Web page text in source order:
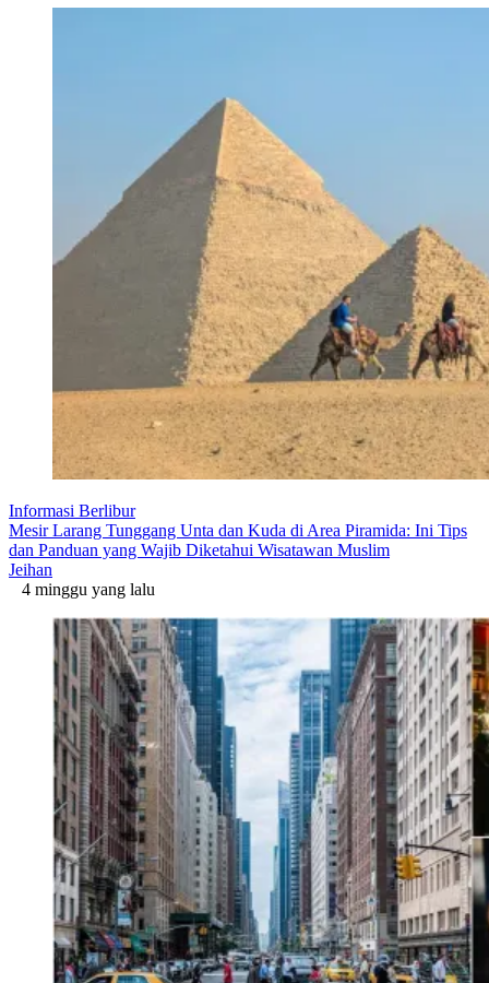
Informasi Berlibur
Mesir Larang Tunggang Unta dan Kuda di Area Piramida: Ini Tips
dan Panduan yang Wajib Diketahui Wisatawan Muslim
Jeihan
4 minggu yang lalu